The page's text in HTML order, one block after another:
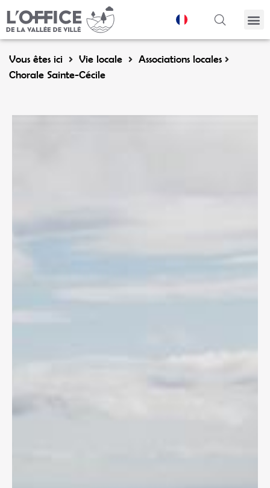
Vous êtes ici Vie locale
Associations locales
Chorale Sainte-Cécile
Panneau de gestion des cookies